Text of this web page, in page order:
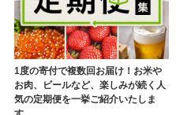
1度の寄付で複数回お届け！お米や
お肉、ビールなど、楽しみが続く人
気の定期便を一挙ご紹介いたしま